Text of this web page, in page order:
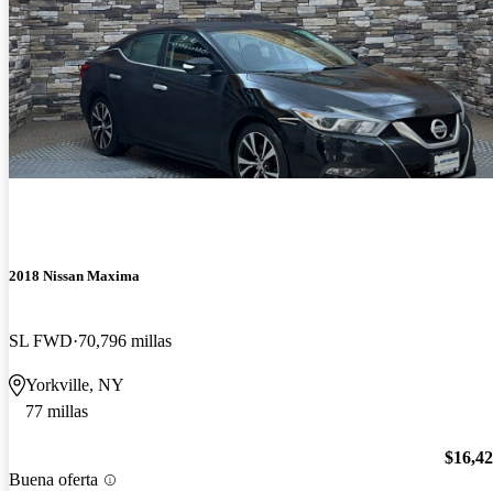
2018 Nissan Maxima
SL FWD 70,796 millas
Yorkville, NY
77 millas
Buena oferta